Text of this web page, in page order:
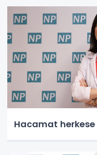
Hacamat